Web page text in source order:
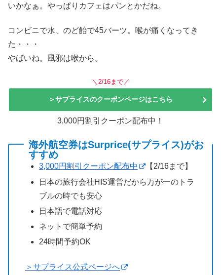
いかなぁ。やっぱりカフェはパンとかだね。
コンビニで水、のど飴で45バーツ。喉が痛くなってき
た・・・
やばいね。風邪は喉から。
＼2/16まで／
＞サプライスのクーポンページはこちら
3,000円割引クーポン配布中！
海外航空券はSurprice(サプライス)がお
すすめ
3,000円割引クーポン配布中
【2/16まで】
日本の旅行会社HIS運営だから万が一のトラ
ブルの時でも安心
日本語で電話対応
ネットで簡単予約
24時間予約OK
＞サプライス公式ページへ